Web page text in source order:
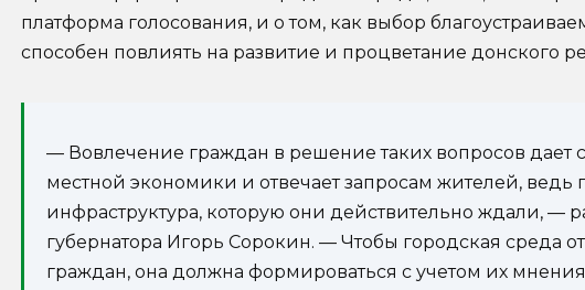
платформа голосования, и о том, как выбор
способен повлиять на развитие и процветание донского
— Вовлечение граждан в решение таких вопросов дает
местной экономики и отвечает запросам жителей, ведь
инфраструктура, которую они действительно ждали, —
губернатора Игорь Сорокин. — Чтобы городская среда
граждан, она должна формироваться с учетом их